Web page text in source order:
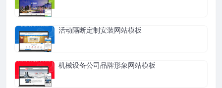
活动隔断定制安装网站模板
机械设备公司品牌形象网站模板